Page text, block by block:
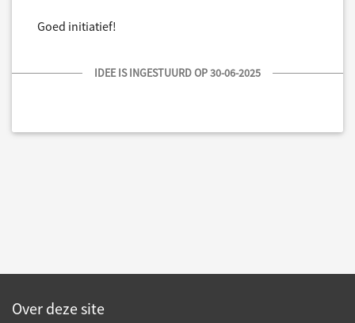
Goed initiatief!
IDEE IS INGESTUURD OP 30-06-2025
Over deze site